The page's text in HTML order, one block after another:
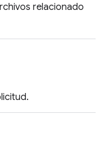
relacionado